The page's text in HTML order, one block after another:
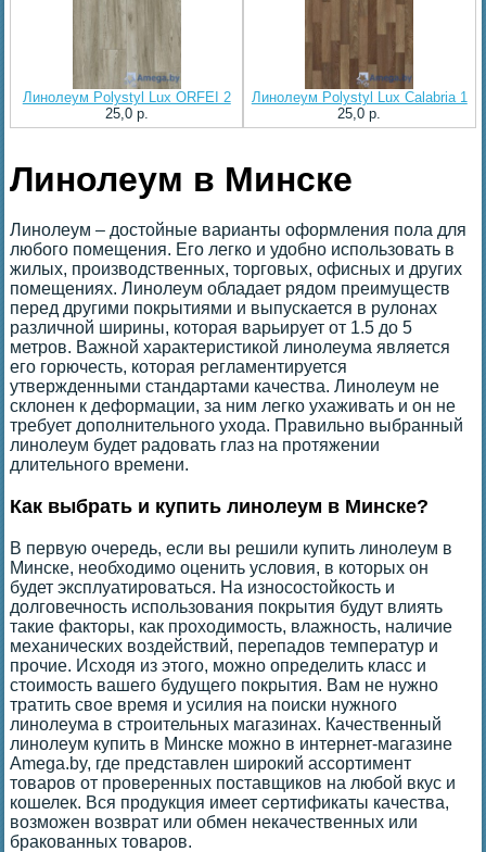
Линолеум Polystyl Lux ORFEI 2
25,0 p.
Линолеум Polystyl Lux Calabria 1
25,0 p.
Линолеум в Минске
Линолеум – достойные варианты оформления пола для
любого помещения. Его легко и удобно использовать в
жилых, производственных, торговых, офисных и других
помещениях. Линолеум обладает рядом преимуществ
перед другими покрытиями и выпускается в рулонах
различной ширины, которая варьирует от 1.5 до 5
метров. Важной характеристикой линолеума является
его горючесть, которая регламентируется
утвержденными стандартами качества. Линолеум не
склонен к деформации, за ним легко ухаживать и он не
требует дополнительного ухода. Правильно выбранный
линолеум будет радовать глаз на протяжении
длительного времени.
Как выбрать и купить линолеум в Минске?
В первую очередь, если вы решили купить линолеум в
Минске, необходимо оценить условия, в которых он
будет эксплуатироваться. На износостойкость и
долговечность использования покрытия будут влиять
такие факторы, как проходимость, влажность, наличие
механических воздействий, перепадов температур и
прочие. Исходя из этого, можно определить класс и
стоимость вашего будущего покрытия. Вам не нужно
тратить свое время и усилия на поиски нужного
линолеума в строительных магазинах. Качественный
линолеум купить в Минске можно в интернет-магазине
Amega.by, где представлен широкий ассортимент
товаров от проверенных поставщиков на любой вкус и
кошелек. Вся продукция имеет сертификаты качества,
возможен возврат или обмен некачественных или
бракованных товаров.